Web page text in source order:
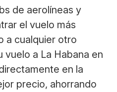
de aerolíneas y
el vuelo más
a cualquier otro
vuelo a La Habana en
en la
precio, ahorrando